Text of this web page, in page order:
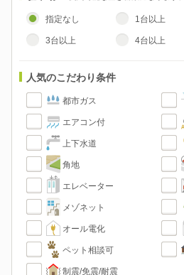
指定なし 1台以上
3台以上 4台以上
人気のこだわり条件
都市ガス
エアコン付
上下水道
角地
エレベーター
メゾネット
オール電化
ペット相談可
制震/免震/耐震